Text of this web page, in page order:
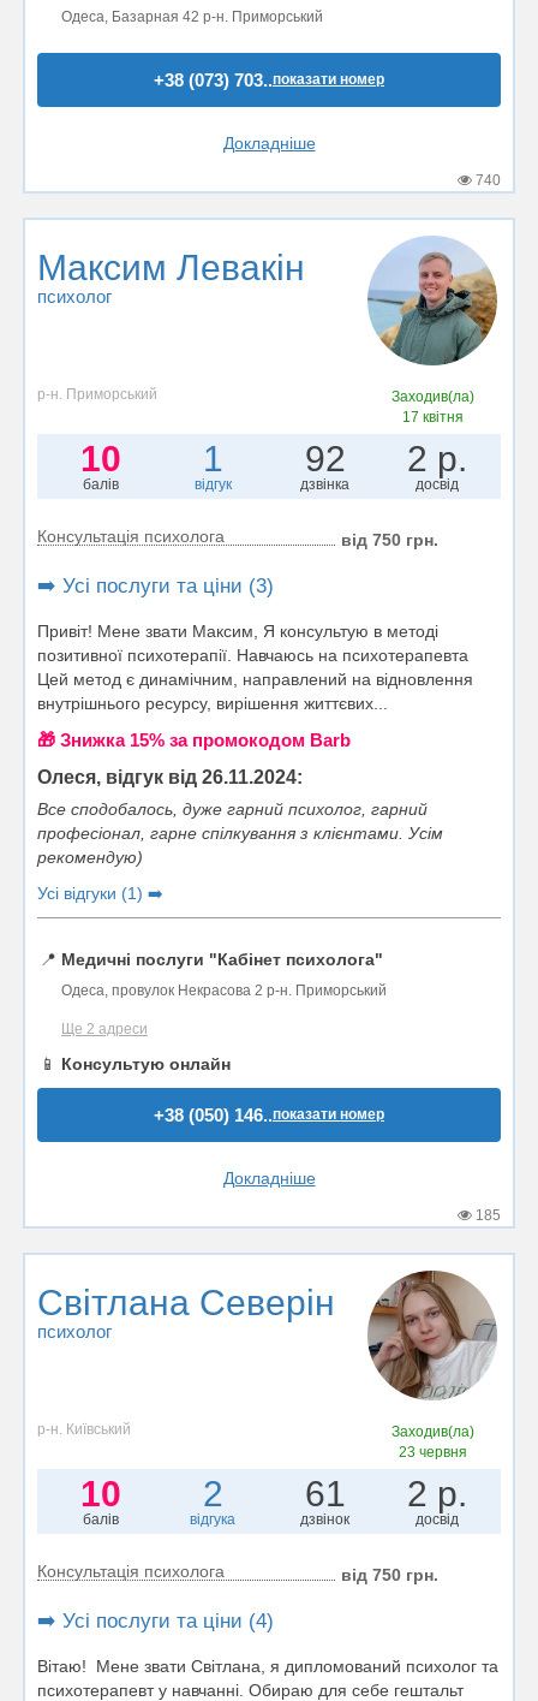
Одеса, Базарная 42 р-н. Приморський
+38 (073) 703..показати номер
Докладніше
740
Максим Левакін
психолог
р-н. Приморський
Заходив(ла)
17 квітня
10
балів
1
відгук
92
дзвінка
2 р.
досвід
Консультація психолога від 750 грн.
➡️ Усі послуги та ціни (3)
Привіт! Мене звати Максим, Я консультую в методі
позитивної психотерапії. Навчаюсь на психотерапевта
Цей метод є динамічним, направлений на відновлення
внутрішнього ресурсу, вирішення життєвих...
🎁 Знижка 15% за промокодом Barb
Олеся, відгук від 26.11.2024:
Все сподобалось, дуже гарний психолог, гарний
професіонал, гарне спілкування з клієнтами. Усім
рекомендую)
Усі відгуки (1) ➡️
📍 Медичні послуги "Кабінет психолога"
Одеса, провулок Некрасова 2 р-н. Приморський
Ще 2 адреси
📱 Консультую онлайн
+38 (050) 146..показати номер
Докладніше
185
Світлана Северін
психолог
р-н. Київський
Заходив(ла)
23 червня
10
балів
2
відгука
61
дзвінок
2 р.
досвід
Консультація психолога від 750 грн.
➡️ Усі послуги та ціни (4)
Вітаю! Мене звати Світлана, я дипломований психолог та
психотерапевт у навчанні. Обираю для себе гештальт